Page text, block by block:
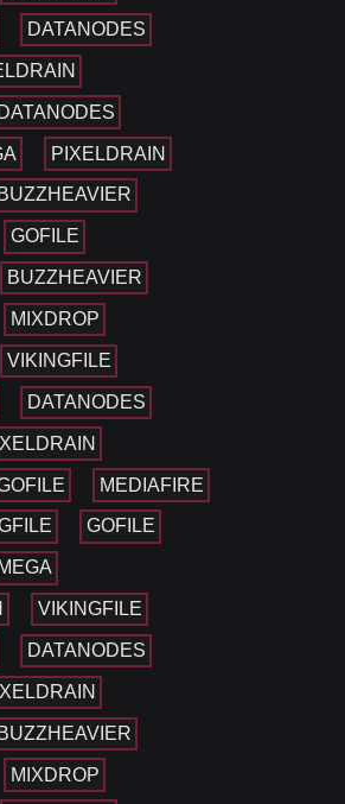
DATANODES
DATANODES
PIXELDRAIN
BUZZHEAVIER
GOFILE
BUZZHEAVIER
MIXDROP
VIKINGFILE
DATANODES
MEDIAFIRE
GOFILE
MEGA
VIKINGFILE
DATANODES
BUZZHEAVIER
MIXDROP